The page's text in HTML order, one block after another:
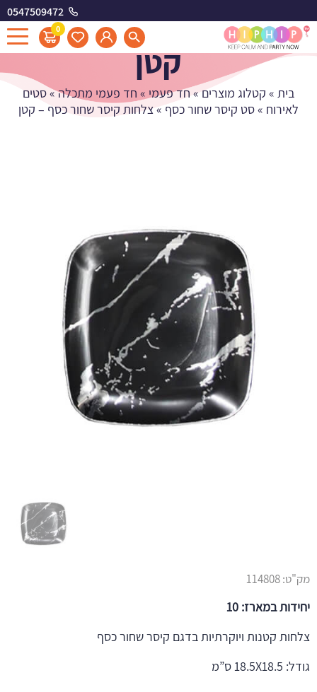
0547509472
0
צלחות קיסר שחור כסף -
קטן
בית » קטלוג מוצרים »חד פעמי » חד פעמי מתכלה»סטים
לאירוח »סט קיסר שחור כסף »צלחות קיסר שחור כסף – קטן
מק"ט:114808
יחידות במארז: 10
צלחות קטנות ויוקרתיות בדגם קיסר שחור כסף
גודל: 18.5X18.5 ס”מ